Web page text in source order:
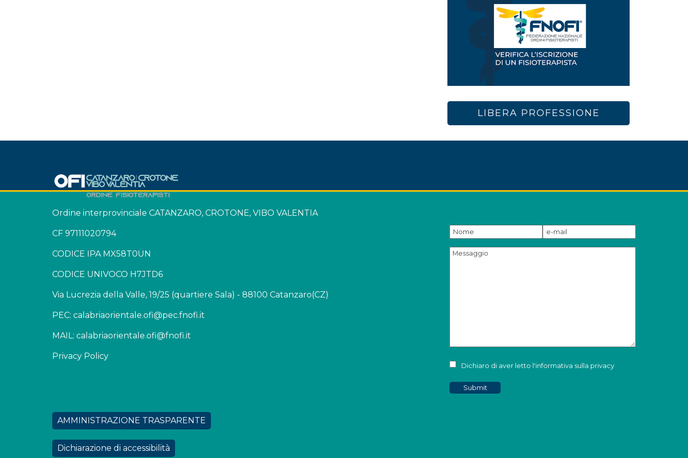
LIBERA PROFESSIONE
Ordine interprovinciale CATANZARO, CROTONE, VIBO VALENTIA
CF 97111020794
CODICE IPA MX58T0UN
CODICE UNIVOCO H7JTD6
Via Lucrezia della Valle, 19/25 (quartiere Sala) - 88100 Catanzaro(CZ)
PEC: calabriaorientale.ofi@pec.fnofi.it
MAIL: calabriaorientale.ofi@fnofi.it
Privacy Policy
Dichiaro di aver letto l'informativa sulla privacy
AMMINISTRAZIONE TRASPARENTE
Dichiarazione di accessibilità